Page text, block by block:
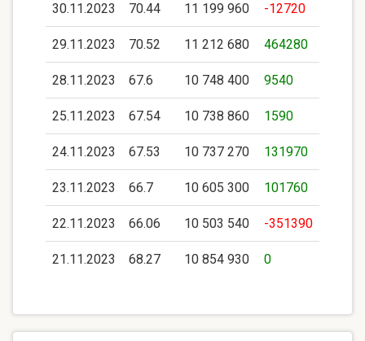
30.11.2023 70.44 11 199 960 -12720
29.11.2023 70.52 11 212 680 464280
28.11.2023 67.6 10 748 400 9540
25.11.2023 67.54 10 738 860 1590
24.11.2023 67.53 10 737 270 131970
23.11.2023 66.7 10 605 300 101760
22.11.2023 66.06 10 503 540 -351390
21.11.2023 68.27 10 854 930 0